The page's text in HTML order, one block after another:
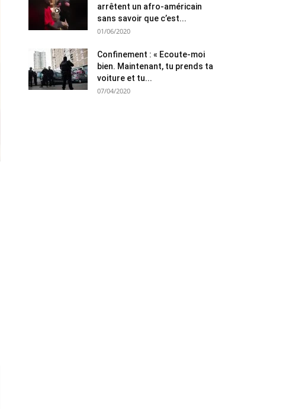
arrêtent un afro-américain
sans savoir que c’est...
01/06/2020
Confinement : « Ecoute-moi
bien. Maintenant, tu prends ta
voiture et tu...
07/04/2020